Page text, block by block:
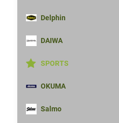
Delphin
DAIWA
SPORTS
OKUMA
Salmo